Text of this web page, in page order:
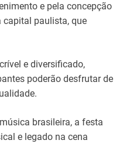
e pela concepção
capital paulista, que
e diversificado,
poderão desfrutar de
brasileira, a festa
e legado na cena